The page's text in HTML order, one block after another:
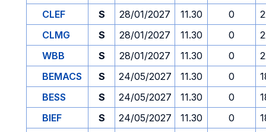
CLEF
S 28/01/2027 11.30 0
CLMG
S 28/01/2027 11.30 0
WBB
S 28/01/2027 11.30 0
BEMACS
S 24/05/2027 11.30 0
BESS
S 24/05/2027 11.30 0
BIEF
S 24/05/2027 11.30 0